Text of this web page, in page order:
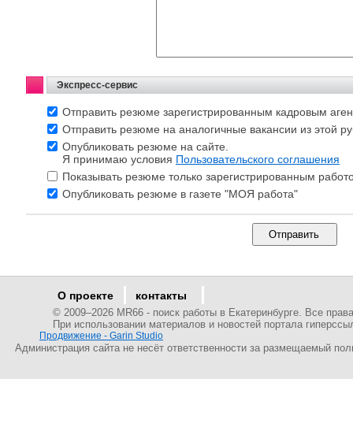
Экспресс-сервис
Отправить резюме зарегистрированным кадровым
Отправить резюме на аналогичные вакансии из этой
Опубликовать резюме на сайте.
Я принимаю условия Пользовательского соглашения
Показывать резюме только зарегистрированным
Опубликовать резюме в газете "МОЯ работа"
О проекте контакты
© 2009–2026 MR66 - поиск работы в Екатеринбурге. Все
При использовании материалов и новостей портала
Продвижение - Garin Studio
Администрация сайта не несёт ответственности за размещаемый